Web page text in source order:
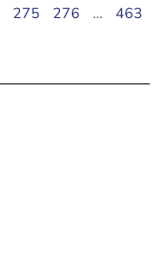
275 276 …
463